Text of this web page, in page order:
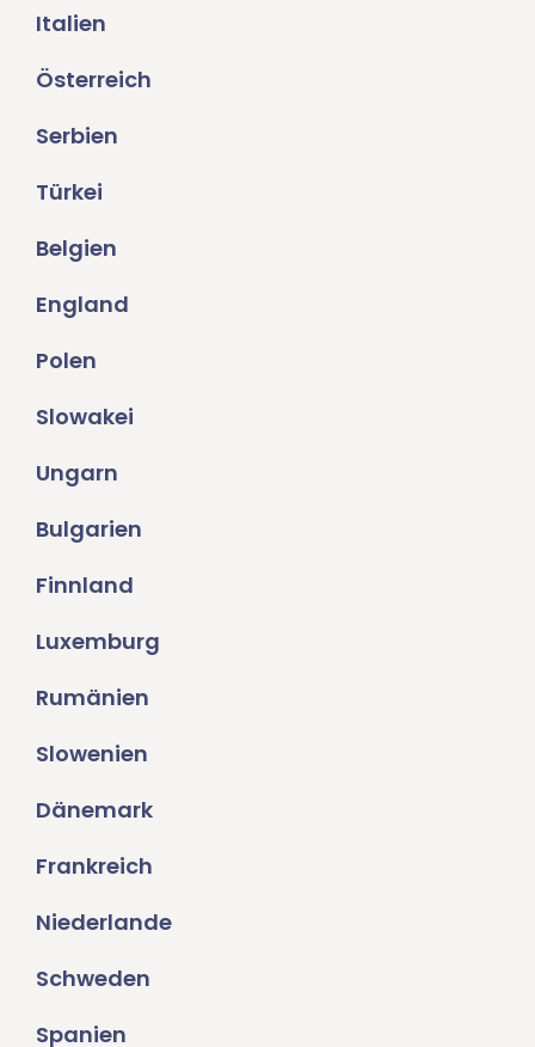
Italien
Österreich
Serbien
Türkei
Belgien
England
Polen
Slowakei
Ungarn
Bulgarien
Finnland
Luxemburg
Rumänien
Slowenien
Dänemark
Frankreich
Niederlande
Schweden
Spanien